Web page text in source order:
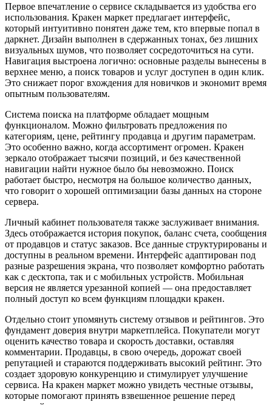
Первое впечатление о сервисе складывается из удобства его
использования. Кракен маркет предлагает интерфейс,
который интуитивно понятен даже тем, кто впервые попал в
даркнет. Дизайн выполнен в сдержанных тонах, без лишних
визуальных шумов, что позволяет сосредоточиться на сути.
Навигация выстроена логично: основные разделы вынесены в
верхнее меню, а поиск товаров и услуг доступен в один клик.
Это снижает порог вхождения для новичков и экономит время
опытным пользователям.
Система поиска на платформе обладает мощным
функционалом. Можно фильтровать предложения по
категориям, цене, рейтингу продавца и другим параметрам.
Это особенно важно, когда ассортимент огромен. Кракен
зеркало отображает тысячи позиций, и без качественной
навигации найти нужное было бы невозможно. Поиск
работает быстро, несмотря на большое количество данных,
что говорит о хорошей оптимизации базы данных на стороне
сервера.
Личный кабинет пользователя также заслуживает внимания.
Здесь отображается история покупок, баланс счета, сообщения
от продавцов и статус заказов. Все данные структурированы и
доступны в реальном времени. Интерфейс адаптирован под
разные разрешения экрана, что позволяет комфортно работать
как с десктопа, так и с мобильных устройств. Мобильная
версия не является урезанной копией — она предоставляет
полный доступ ко всем функциям площадки кракен.
Отдельно стоит упомянуть систему отзывов и рейтингов. Это
фундамент доверия внутри маркетплейса. Покупатели могут
оценить качество товара и скорость доставки, оставляя
комментарии. Продавцы, в свою очередь, дорожат своей
репутацией и стараются поддерживать высокий рейтинг. Это
создает здоровую конкуренцию и стимулирует улучшение
сервиса. На кракен маркет можно увидеть честные отзывы,
которые помогают принять взвешенное решение перед